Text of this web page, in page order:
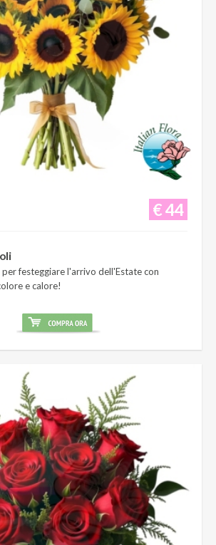
€ 44
festeggiare l'arrivo dell'Estate con
e calore!